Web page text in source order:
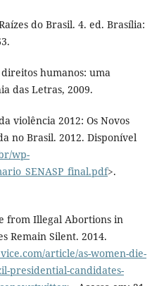
do Brasil. 4. ed. Brasília:
humanos: uma
das Letras, 2009.
violência 2012: Os Novos
no Brasil. 2012. Disponível
wp-
>.
from Illegal Abortions in
Remain Silent. 2014.
article/as-women-die-
presidential-candidates-